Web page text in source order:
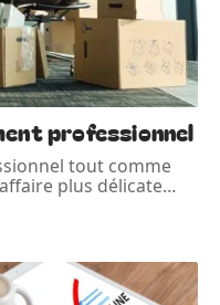
professionnel
tout comme
plus délicate…